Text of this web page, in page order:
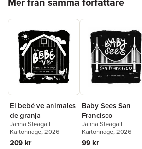
El bebé ve animales
de granja
Janna Steagall
Kartonnage, 2026
209 kr
Baby Sees San
Francisco
Janna Steagall
Kartonnage, 2026
99 kr